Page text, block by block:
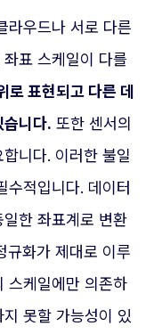
라우드나 서로 다른
표 스케일이 다를
로 표현되고 다른 데
습니다. 또한 센서의
니다. 이러한 불일
수적입니다. 데이터
한 좌표계로 변환
규화가 제대로 이루
스케일에만 의존하
못할 가능성이 있